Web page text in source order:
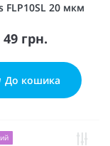
FLP10SL 20 мкм
49 грн.
До кошика